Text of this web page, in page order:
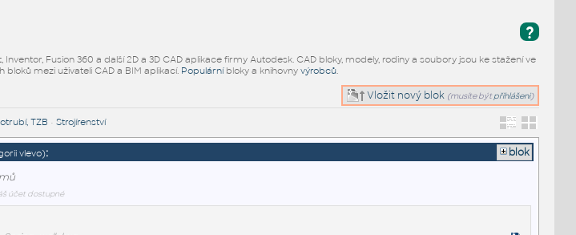
?
Inventor, Fusion 360 a další 2D a 3D CAD aplikace firmy Autodesk. CAD bloky, modely, rodiny a soubory jsou ke stažení ve
mezi uživateli CAD a BIM aplikací. Populárníbloky a knihovny výrobců.
Vložit nový blok (musíte být přihlášeni)
TZB • Strojírenství
vlevo):
blok
účet dostupné